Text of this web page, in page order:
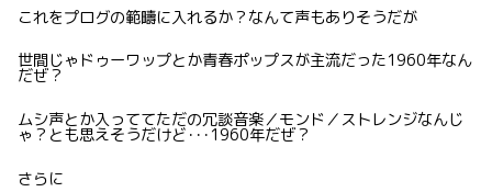
これをプログの範疇に入れるか？なんて声もありそうだが
世間じゃドゥーワップとか青春ポップスが主流だった1960年なん
だぜ？
ムシ声とか入っててただの冗談音楽／モンド／ストレンジなんじ
ゃ？とも思えそうだけど･･･1960年だぜ？
さらに